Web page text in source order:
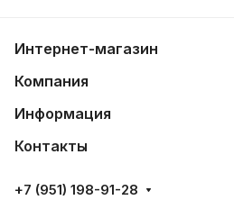
Интернет-магазин
Компания
Информация
Контакты
+7 (951) 198-91-28